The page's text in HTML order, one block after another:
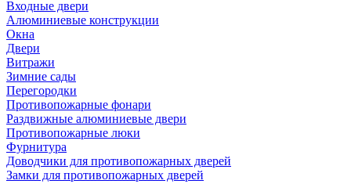
Входные двери
Алюминиевые конструкции
Окна
Двери
Витражи
Зимние сады
Перегородки
Противопожарные фонари
Раздвижные алюминиевые двери
Противопожарные люки
Фурнитура
Доводчики для противопожарных дверей
Замки для противопожарных дверей